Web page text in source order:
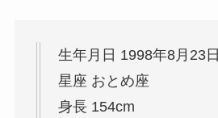
生年月日 1998年8月23日
星座 おとめ座
身長 154cm